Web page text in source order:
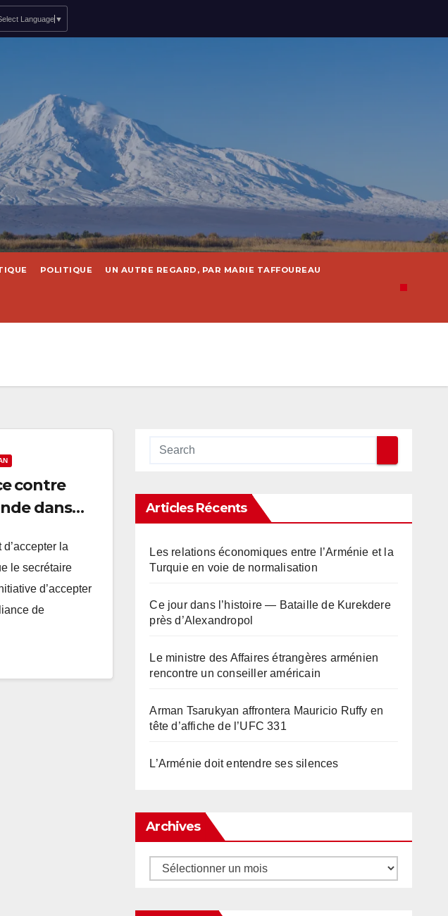
Language ▼
POLITIQUE UN AUTRE REGARD, PAR MARIE TAFFOUREAU
contre
dans
d’accepter la
le secrétaire
d’accepter
de
Articles Récents
Les relations économiques entre l’Arménie et la
Turquie en voie de normalisation
Ce jour dans l’histoire — Bataille de Kurekdere
près d’Alexandropol
Le ministre des Affaires étrangères arménien
rencontre un conseiller américain
Arman Tsarukyan affrontera Mauricio Ruffy en
tête d’affiche de l’UFC 331
L’Arménie doit entendre ses silences
Archives
Archives